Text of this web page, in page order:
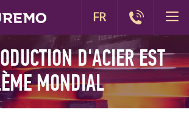
D'ACIER EST
MONDIAL
FR